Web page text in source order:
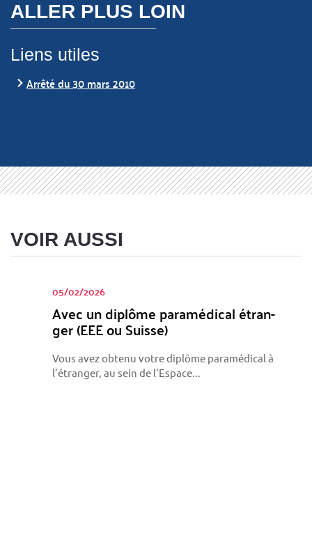
ALLER PLUS LOIN
Liens utiles
Arrêté du 30 mars 2010
VOIR AUSSI
05/02/2026
Avec un diplôme para­mé­di­cal étran­
ger (EEE ou Suisse)
Vous avez obtenu votre diplôme paramédical à
l’étranger, au sein de l'Espace...